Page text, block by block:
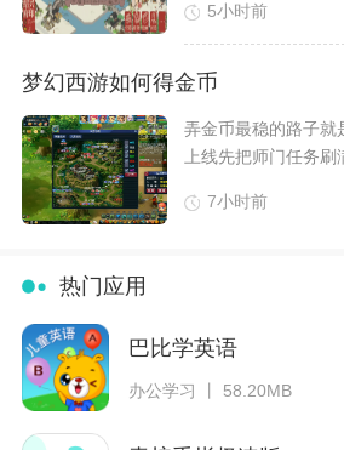
5小时前
梦幻西游如何得金币
弄金币最稳的路子就
上线先把师门任务
7小时前
热门应用
巴比学英语
办公学习 丨 58.20MB